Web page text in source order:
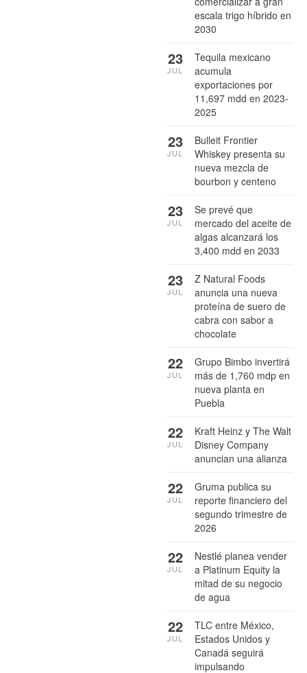
escala trigo híbrido en
2030
Tequila mexicano
acumula
exportaciones por
11,697 mdd en 2023-
2025
23
JUL
Bulleit Frontier
Whiskey presenta su
nueva mezcla de
bourbon y centeno
23
JUL
Se prevé que
mercado del aceite de
algas alcanzará los
3,400 mdd en 2033
23
JUL
Z Natural Foods
anuncia una nueva
proteína de suero de
cabra con sabor a
chocolate
23
JUL
Grupo Bimbo invertirá
más de 1,760 mdp en
nueva planta en
Puebla
22
JUL
Kraft Heinz y The Walt
Disney Company
anuncian una alianza
22
JUL
Gruma publica su
reporte financiero del
segundo trimestre de
2026
22
JUL
Nestlé planea vender
a Platinum Equity la
mitad de su negocio
de agua
22
JUL
TLC entre México,
Estados Unidos y
Canadá seguirá
impulsando
22
JUL